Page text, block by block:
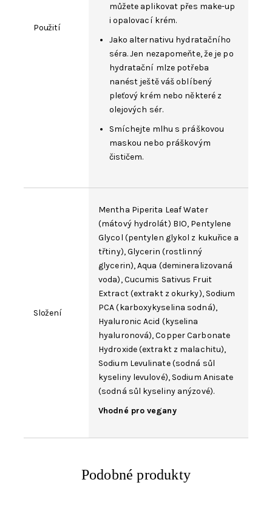
Použití
můžete aplikovat přes make-up
i opalovací krém.
Jako alternativu hydratačního
séra. Jen nezapomeňte, že je po
hydratační mlze potřeba
nanést ještě váš oblíbený
pleťový krém nebo některé z
olejových sér.
Smíchejte mlhu s práškovou
maskou nebo práškovým
čističem.
Složení
Mentha Piperita LeafWater
(mátový hydrolát) BIO, Pentylene
Glycol (pentylen glykol z kukuřice a
třtiny),Glycerin (rostlinný
glycerin),Aqua (demineralizovaná
voda),Cucumis Sativus Fruit
Extract(extrakt z okurky), Sodium
PCA (karboxykyselina sodná),
Hyaluronic Acid (kyselina
hyaluronová), Copper Carbonate
Hydroxide (extrakt z malachitu),
Sodium Levulinate(sodná sůl
kyseliny levulové), Sodium Anisate
(sodná sůl kyseliny anýzové).
Vhodné pro vegany
Podobné produkty